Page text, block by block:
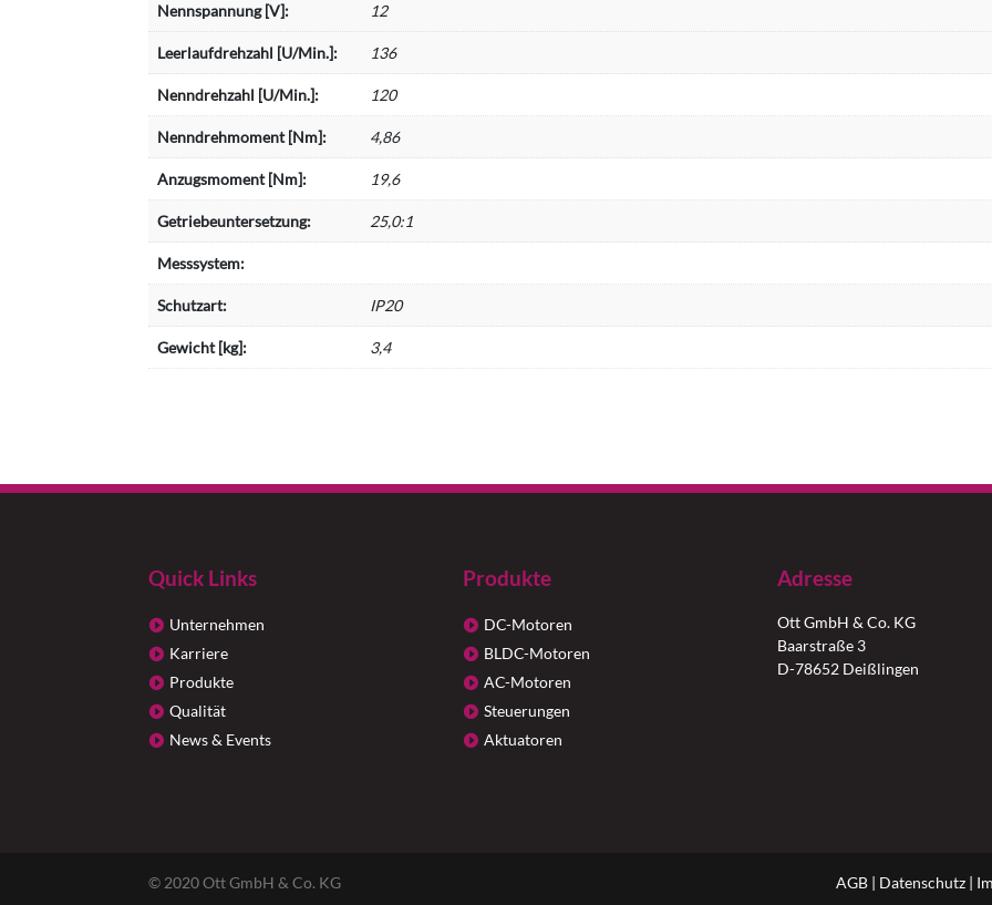
Nennspannung [V]: 12
Leerlaufdrehzahl [U/Min.]: 136
Nenndrehzahl [U/Min.]: 120
Nenndrehmoment [Nm]: 4,86
Anzugsmoment [Nm]: 19,6
Getriebeuntersetzung: 25,0:1
Messsystem:
Schutzart: IP20
Gewicht [kg]: 3,4
Quick Links
Unternehmen
Karriere
Produkte
Qualität
News & Events
Produkte
DC-Motoren
BLDC-Motoren
AC-Motoren
Steuerungen
Aktuatoren
Adresse
Ott GmbH & Co. KG
Baarstraße 3
D-78652 Deißlingen
© 2020 Ott GmbH & Co. KG AGB| Datenschutz|